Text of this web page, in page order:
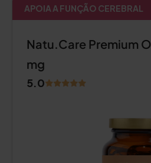
APOIA A FUNÇÃO CEREBRAL
Natu.Care Premium
mg
5.0